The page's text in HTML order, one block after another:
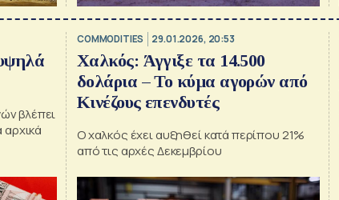
βλέπει
COMMODITIES 29.01.2026, 20:53
Χαλκός: Άγγιξε τα 14.500
δολάρια – Το κύμα αγορών από
Κινέζους επενδυτές
Ο χαλκός έχει αυξηθεί κατά περίπου 21%
από τις αρχές Δεκεμβρίου